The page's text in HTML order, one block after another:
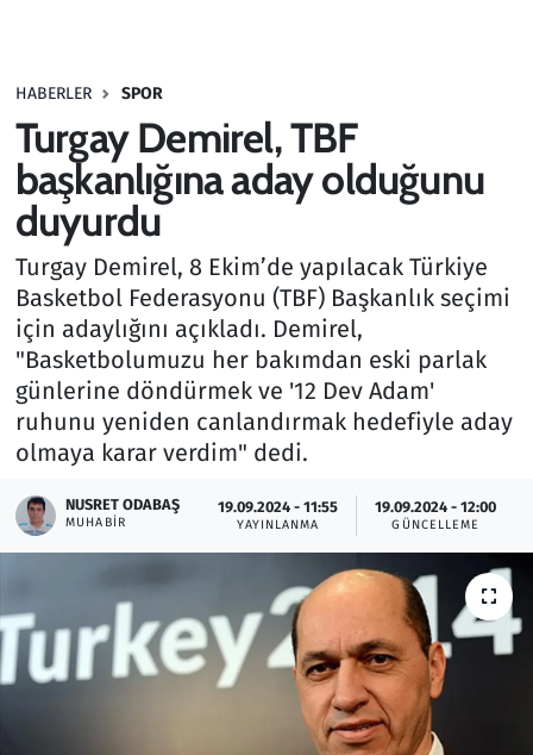
HABERLER SPOR
Turgay Demirel, TBF
başkanlığına aday olduğunu
duyurdu
Turgay Demirel, 8 Ekim’de yapılacak Türkiye
Basketbol Federasyonu (TBF) Başkanlık seçimi
için adaylığını açıkladı. Demirel,
"Basketbolumuzu her bakımdan eski parlak
günlerine döndürmek ve '12 Dev Adam'
ruhunu yeniden canlandırmak hedefiyle aday
olmaya karar verdim" dedi.
NUSRET ODABAŞ
MUHABIR
19.09.2024 - 11:55
YAYINLANMA
19.09.2024 - 12:00
GÜNCELLEME
Haber
Kültür Sanat
Kurumsal Haberler
Lezzet Durağı
Memur ve Kamu
Otomobil
Oyun
Ramazan
Resmi İlanlar
Rüya Tabirleri